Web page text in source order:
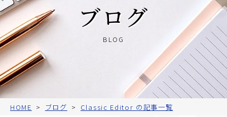
ブログ
BLOG
HOME ブログ Classic Editor の記事一覧